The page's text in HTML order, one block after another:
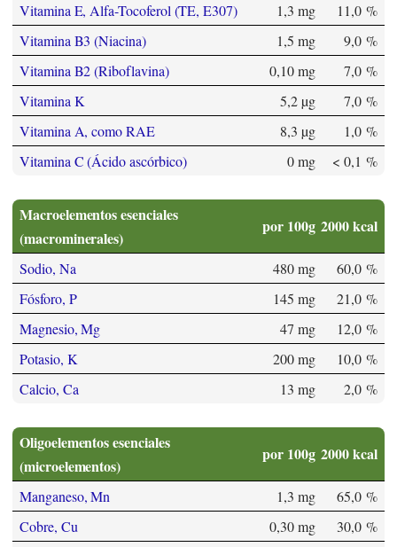
Vitamina E, Alfa-Tocoferol (TE, E307)
1,3 mg
11,0 %
Vitamina B3 (Niacina)
1,5 mg
9,0 %
Vitamina B2 (Riboflavina)
0,10 mg
7,0 %
Vitamina K
5,2 µg
7,0 %
Vitamina A, como RAE
8,3 µg
1,0 %
Vitamina C (Ácido ascórbico)
0 mg < 0,1 %
Macroelementos esenciales
(macrominerales)
por 100g 2000 kcal
Sodio, Na 480 mg
60,0 %
Fósforo, P
145 mg
21,0 %
Magnesio, Mg
47 mg
12,0 %
Potasio, K
200 mg
10,0 %
Calcio, Ca
13 mg 2,0 %
Oligoelementos esenciales
(microelementos)
por 100g 2000 kcal
Manganeso, Mn 1,3 mg
65,0 %
Cobre, Cu
0,30 mg 30,0 %